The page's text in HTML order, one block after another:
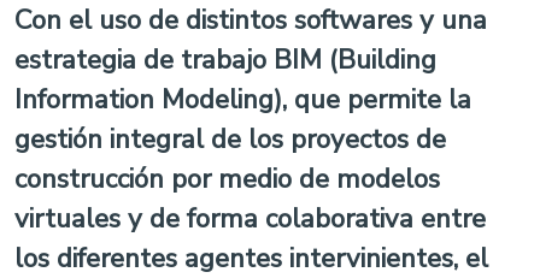
Con el uso de distintos softwares y una
estrategia de trabajo BIM (Building
Information Modeling), que permite la
gestión integral de los proyectos de
construcción por medio de modelos
virtuales y de forma colaborativa entre
los diferentes agentes intervinientes, el